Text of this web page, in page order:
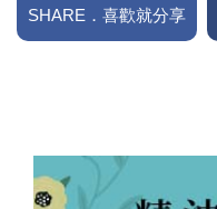
SHARE．喜歡就分享